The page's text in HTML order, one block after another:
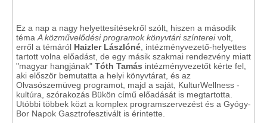
Ez a nap a nagy helyettesítésekről szólt, hiszen a második
téma A közművelődési programok könyvtári színtereivolt,
erről a témáról Haizler Lászlóné , intézményvezető-helyettes
tartott volna előadást, de egy másik szakmai rendezvény miatt
"magyar hangjának" Tóth Tamás intézményvezetőt kérte fel,
aki először bemutatta a helyi könyvtárat, és az
Olvasószemüveg programot, majd a saját, KulturWellness -
kultúra, szórakozás Bükön című előadását is megtartotta.
Utóbbi többek közt a komplex programszervezést és a Gyógy-
Bor Napok Gasztrofesztivált is érintette.